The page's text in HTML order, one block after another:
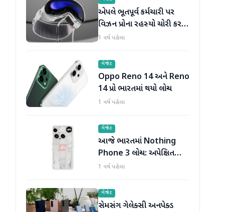
એપલે ભૂતપૂર્વ કર્મચારી પર
વિઝન પ્રોના રહસ્યો ચોરી કરવા
અને વેપાર કરવા બદલ દાવો
1 વર્ષ પહેલા
ગેજેટ
Oppo Reno 14 અને Reno
14 પ્રો ભારતમાં થયો લોન્ચ
1 વર્ષ પહેલા
ગેજેટ
આજે ભારતમાં Nothing
Phone 3 લોન્ચ: અપેક્ષિત
કિંમત, ડિઝાઇન, સ્પેક્સ અને
1 વર્ષ પહેલા
ગેજેટ
સેમસંગ ગેલેક્સી અનપેક્ડ